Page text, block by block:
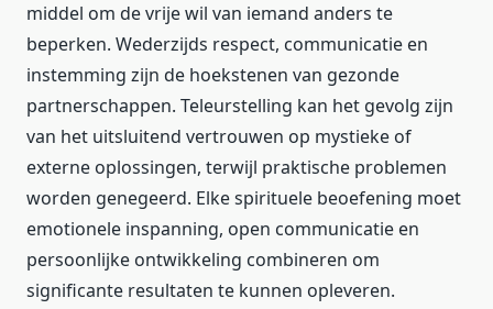
middel om de vrije wil van iemand anders te
beperken. Wederzijds respect, communicatie en
instemming zijn de hoekstenen van gezonde
partnerschappen. Teleurstelling kan het gevolg zijn
van het uitsluitend vertrouwen op mystieke of
externe oplossingen, terwijl praktische problemen
worden genegeerd. Elke spirituele beoefening moet
emotionele inspanning, open communicatie en
persoonlijke ontwikkeling combineren om
significante resultaten te kunnen opleveren.